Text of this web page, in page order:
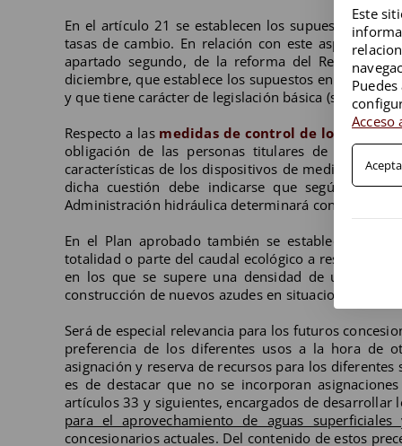
En el artículo 21 se establecen los supuestos en
tasas de cambio. En relación con este aspecto es
apartado segundo, de la reforma del
diciembre, que establece los supuestos en los que
y que tiene carácter de legislación básica (según lo
Respecto a las medidas de control de los
obligación de las personas titulares de
características de los dispositivos de medición de
dicha cuestión debe indicarse que según lo
Administración hidráulica determinará con carácter
En el Plan aprobado también se establece que
totalidad o parte del caudal ecológico a respetar
en los que se supere una densidad de una
construcción de nuevos azudes en situaciones
Será de especial relevancia para los futuros
preferencia de los diferentes usos a la hora de
asignación y reserva de recursos para los
es de destacar que no se incorporan
artículos 33 y siguientes, encargados de desarrollar
para el aprovechamiento de aguas superficiales
concesionarios actuales. Del contenido de estos
Este
Acceso